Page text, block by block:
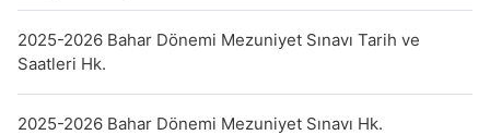
2025-2026 Bahar Dönemi Mezuniyet Sınavı Tarih ve
Saatleri Hk.
2025-2026 Bahar Dönemi Mezuniyet Sınavı Hk.